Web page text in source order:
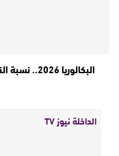
الداخلة نيوز TV